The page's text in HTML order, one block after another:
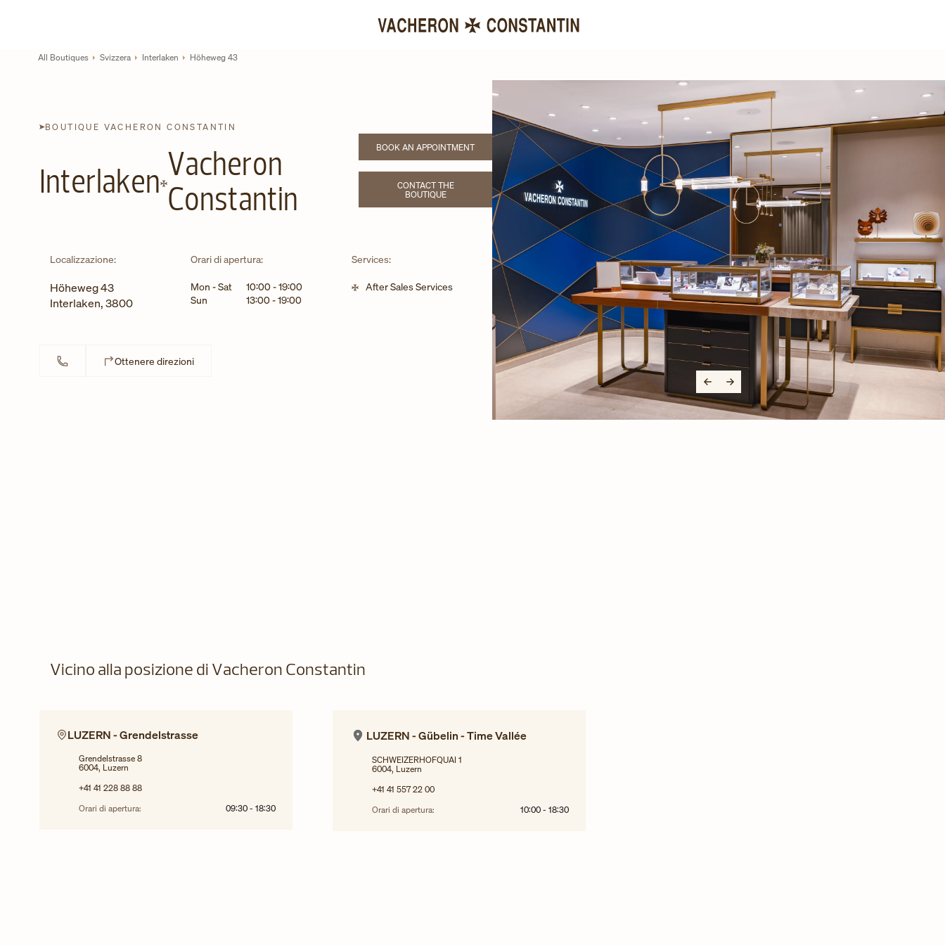
Return to Nav
All Boutiques Svizzera Interlaken Höheweg 43
BOUTIQUE VACHERON CONSTANTIN
Interlaken
Vacheron
Constantin
BOOK AN APPOINTMENT
LINK OPENS IN NEW TAB
CONTACT THE
BOUTIQUE
LINK OPENS IN NEW TAB
Localizzazione:
Höheweg 43
Interlaken,3800
Orari di apertura:
Giorno della settimanaOre
Mon - Sat 10:00-19:00
Sun
13:00-19:00
Services:
After Sales Services
Ottenere direzioniLink Opens in New Tab
Vicino alla posizione di Vacheron Constantin
LUZERN - Grendelstrasse
Grendelstrasse 8
6004, Luzern
+41 41 228 88 88
Orari di apertura:
09:30 - 18:30
LUZERN - Gübelin - Time Vallée
SCHWEIZERHOFQUAI 1
6004, Luzern
+41 41 557 22 00
Orari di apertura:
10:00- 18:30